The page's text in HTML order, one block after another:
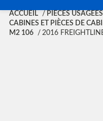
ACCUEIL
PIÈCES USAGÉES
CABINES ET PIÈCES DE
M2 106
2016